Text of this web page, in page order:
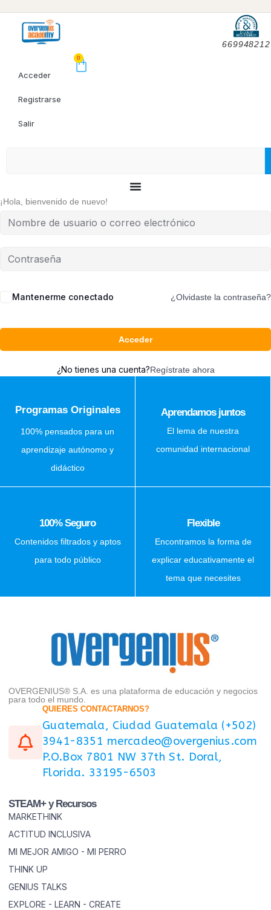
669948212
Acceder
Registrarse
Salir
0
¡Hola, bienvenido de nuevo!
Mantenerme conectado ¿Olvidaste la contraseña?
Acceder
¿No tienes una cuenta?Regístrate ahora
Programas Originales
100% pensados para un
aprendizaje autónomo y
didáctico
Aprendamos juntos
El lema de nuestra
comunidad internacional
100% Seguro
Contenidos filtrados y aptos
para todo público
Flexible
Encontramos la forma de
explicar educativamente el
tema que necesites
OVERGENIUS® S.A. es una plataforma de educación y negocios
para todo el mundo.
QUIERES CONTACTARNOS?
Guatemala, Ciudad Guatemala (+502)
3941-8351 mercadeo@overgenius.com
P.O.Box 7801 NW 37th St. Doral,
Florida. 33195-6503
STEAM+ y Recursos
MARKETHINK
ACTITUD INCLUSIVA
MI MEJOR AMIGO - MI PERRO
THINK UP
GENIUS TALKS
EXPLORE - LEARN - CREATE